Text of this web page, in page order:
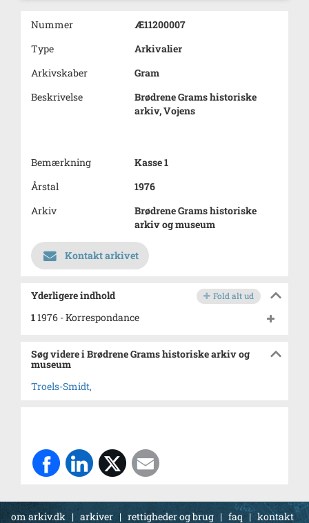
Nummer
Æ11200007
Type
Arkivalier
Arkivskaber
Gram
Beskrivelse
Brødrene Grams historiske
arkiv, Vojens
Bemærkning
Kasse 1
Årstal
1976
Arkiv
Brødrene Grams historiske
arkiv og museum
Kontakt arkivet
Yderligere indhold Fold alt ud
11976 - Korrespondance
Søg videre i Brødrene Grams historiske arkiv og
museum
Troels-Smidt,
om arkiv.dk | arkiver | rettigheder og brug | faq | kontakt